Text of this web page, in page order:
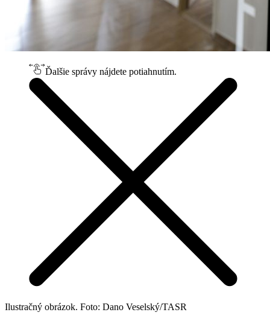
Ďalšie správy nájdete potiahnutím.
Ilustračný obrázok. Foto: Dano Veselský/TASR